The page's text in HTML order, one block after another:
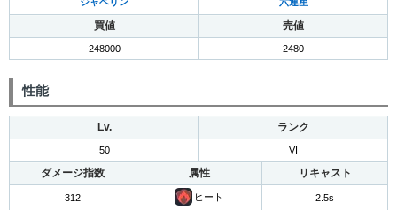
買値 売値
248000 2480
性能
Lv. ランク
50 VI
ダメージ指数 属性 リキャスト
312 ヒート 2.5s